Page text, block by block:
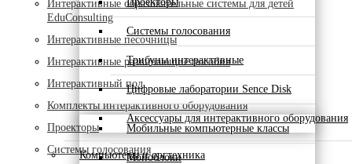
Системы голосования
Трибуны интерактивные
Цифровые лаборатории Sence Disk
Аксессуары для интерактивного оборудования
Компьютеры и оргтехника
Мобильные компьютерные классы
Моноблоки
Интерактивные образовательные системы для детей
EduConsulting
Интерактивные песочницы
Интерактивные развивающие пособия
Интерактивный пол
Комплекты интерактивного оборудования
Проекторы
Системы голосования